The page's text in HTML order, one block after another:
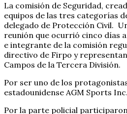
La comisión de Seguridad,
equipos de las tres categorías
delegado de Protección Civil.
reunión que ocurrió cinco días
e integrante de la comisión
directivo de Firpo y
Campos de la Tercera División.
Por ser uno de los
estadounidense AGM Sports Inc.
Por la parte policial